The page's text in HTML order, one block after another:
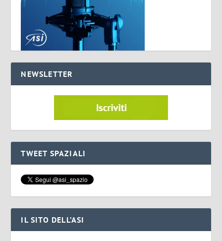
NEWSLETTER
TWEET SPAZIALI
IL SITO DELL’ASI